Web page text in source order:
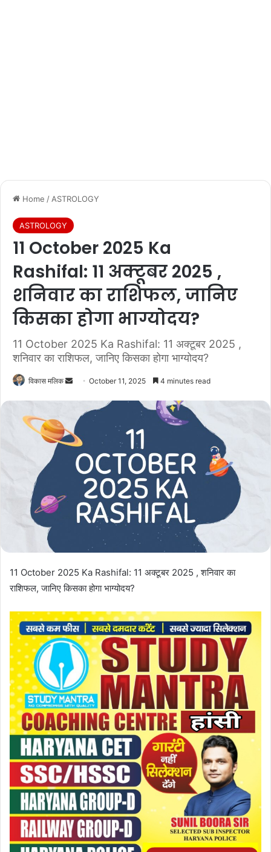
Home / ASTROLOGY
ASTROLOGY
11 October 2025 Ka
Rashifal: 11 अक्टूबर 2025 ,
शनिवार का राशिफल, जानिए
किसका होगा भाग्योदय?
11 October 2025 Ka Rashifal: 11 अक्टूबर 2025 ,
शनिवार का राशिफल, जानिए किसका होगा भाग्योदय?
विकास मलिक
d
a
e
October 11, 2025 4 minutes read
11 October 2025 Ka Rashifal: 11 अक्टूबर 2025 , शनिवार का
राशिफल, जानिए किसका होगा भाग्योदय?